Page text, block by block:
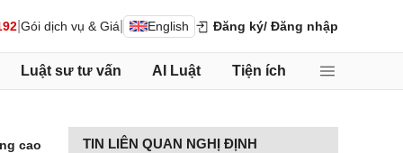
Gói dịch vụ & Giá English Đăng ký/ Đăng nhập
Luật sư tư vấn AI Luật Tiện ích
cao
TIN LIÊN QUAN NGHỊ ĐỊNH